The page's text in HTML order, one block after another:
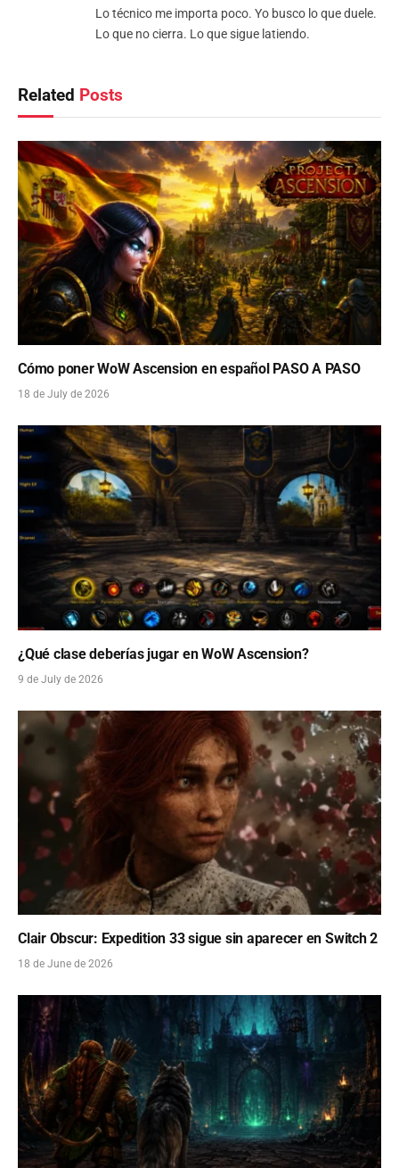
Lo técnico me importa poco. Yo busco lo que duele.
Lo que no cierra. Lo que sigue latiendo.
Related Posts
Cómo poner WoW Ascension en español PASO A PASO
18 de July de 2026
¿Qué clase deberías jugar en WoW Ascension?
9 de July de 2026
Clair Obscur: Expedition 33 sigue sin aparecer en Switch 2
18 de June de 2026